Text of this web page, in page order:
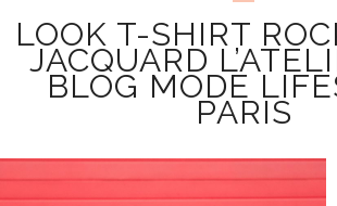
LOOK T-SHIRT
JACQUARD
BLOG MODE
PARIS